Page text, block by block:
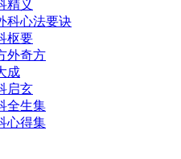
精义
科心法要诀
枢要
外奇方
成
启玄
全生集
心得集